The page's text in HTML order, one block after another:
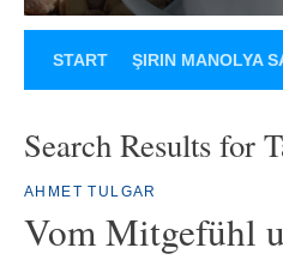
START ŞIRIN MANOLYA
Search Results for
AHMET TULGAR
Vom Mitgefühl